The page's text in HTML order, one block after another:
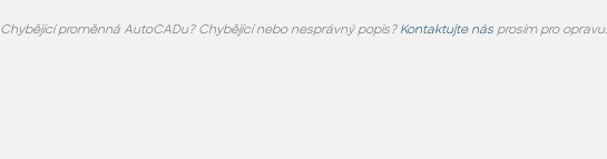
Chybějící proměnná AutoCADu? Chybějící nebo nesprávný popis? Kontaktujte násprosím pro opravu.